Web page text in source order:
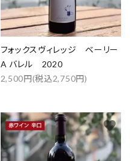
フォックスヴィレッジ ベーリー
A バレル 2020
2,500円(税込2,750円)
favorite